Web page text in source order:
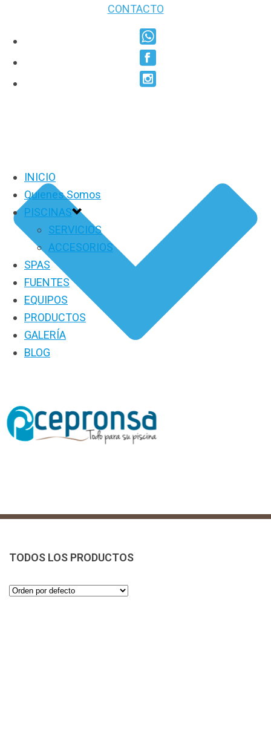
CONTACTO
INICIO
Quienes Somos
PISCINAS
SERVICIOS
ACCESORIOS
SPAS
FUENTES
EQUIPOS
PRODUCTOS
GALERÍA
BLOG
PRODUCTOS
TODOS LOS PRODUCTOS